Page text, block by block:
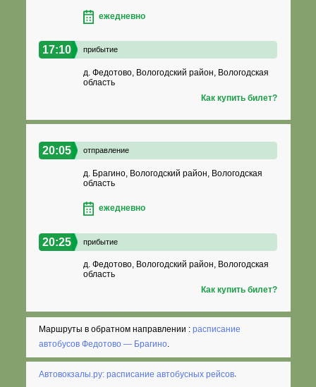
ежедневно
17:10 прибытие
д. Федотово, Вологодский район, Вологодская
область
Как купить билет?
20:05 отправление
д. Брагино, Вологодский район, Вологодская
область
ежедневно
20:25 прибытие
д. Федотово, Вологодский район, Вологодская
область
Как купить билет?
Маршруты в обратном направлении :расписание
автобусов Федотово — Брагино.
Автовокзалы.ру: расписание автобусных рейсов.